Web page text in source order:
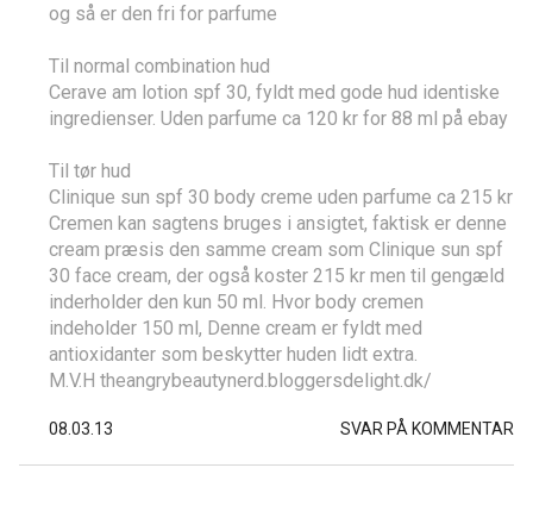
og så er den fri for parfume
Til normal combination hud
Cerave am lotion spf 30, fyldt med gode hud identiske
ingredienser. Uden parfume ca 120 kr for 88 ml på ebay
Til tør hud
Clinique sun spf 30 body creme uden parfume ca 215 kr
Cremen kan sagtens bruges i ansigtet, faktisk er denne
cream præsis den samme cream som Clinique sun spf
30 face cream, der også koster 215 kr men til gengæld
inderholder den kun 50 ml. Hvor body cremen
indeholder 150 ml, Denne cream er fyldt med
antioxidanter som beskytter huden lidt extra.
M.V.H theangrybeautynerd.bloggersdelight.dk/
08.03.13 SVAR PÅ KOMMENTAR